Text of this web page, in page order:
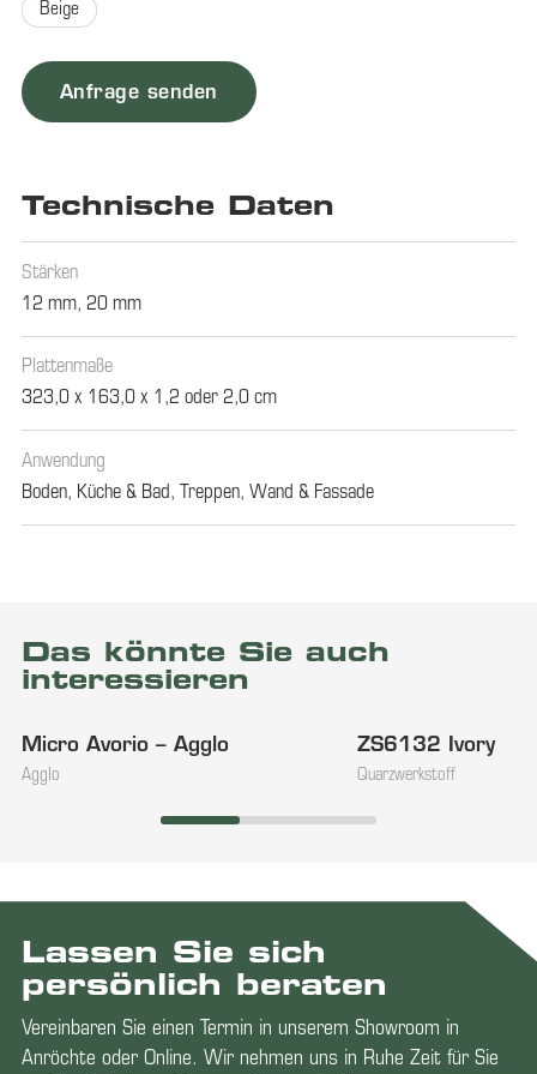
Beige
Anfrage senden
Technische Daten
Stärken
12 mm, 20 mm
Plattenmaße
323,0 x 163,0 x 1,2 oder 2,0 cm
Anwendung
Boden, Küche & Bad, Treppen, Wand & Fassade
Das könnte Sie auch
interessieren
Micro Avorio – Agglo
Agglo
NEU
ZS6132 Ivory
Quarzwerkstoff
Lassen Sie sich
persönlich beraten
Vereinbaren Sie einen Termin in unserem Showroom in
Anröchte oder Online. Wir nehmen uns in Ruhe Zeit für Sie